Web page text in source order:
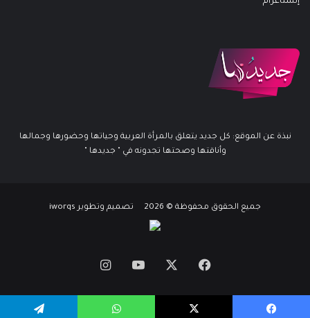
نبذة عن الموقع: كل جديد يتعلق بالمرأة العربية وحياتها وحضورها وجمالها
وأناقتها وصحتها تجدونه في " جديدها "
جميع الحقوق محفوظة © 2026 تصميم وتطوير iworqs
فيسبوك يوتيوبانستقرام